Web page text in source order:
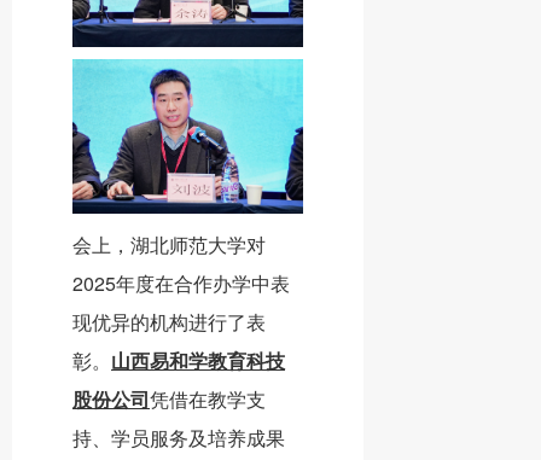
会上，湖北师范大学对
2025年度在合作办学中表
现优异的机构进行了表
彰。 山西易和学教育科技
股份公司凭借在教学支
持、学员服务及培养成果